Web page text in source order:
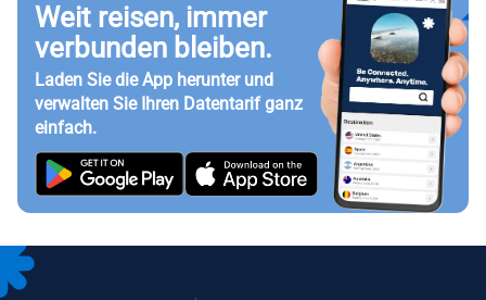
Weit reisen, immer
verbunden bleiben.
Laden Sie die App herunter und
verwalten Sie Ihren Datentarif ganz
einfach.